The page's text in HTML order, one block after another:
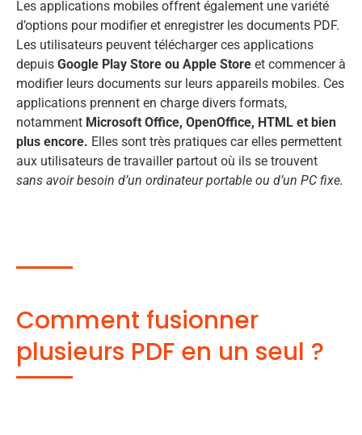
Les applications mobiles offrent également une variété
d’options pour modifier et enregistrer les documents PDF.
Les utilisateurs peuvent télécharger ces applications
depuis Google Play Store ou Apple Store et commencer à
modifier leurs documents sur leurs appareils mobiles. Ces
applications prennent en charge divers formats,
notamment Microsoft Office, OpenOffice, HTML et bien
plus encore. Elles sont très pratiques car elles permettent
aux utilisateurs de travailler partout où ils se trouvent
sans avoir besoin d’un ordinateur portable ou d’un PC fixe.
Comment fusionner
plusieurs PDF en un seul ?